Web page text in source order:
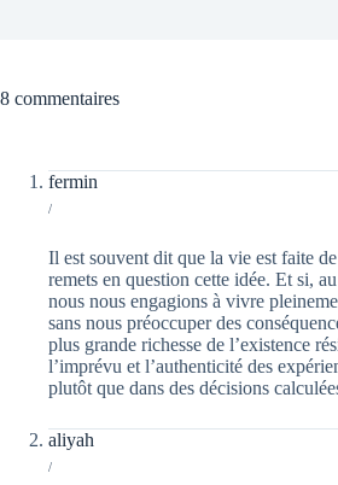
8 commentaires
fermin
/
Il est souvent dit que la vie est faite
remets en question cette idée. Et si,
nous nous engagions à vivre
sans nous préoccuper des
plus grande richesse de l’existence
l’imprévu et l’authenticité des
plutôt que dans des décisions
aliyah
/